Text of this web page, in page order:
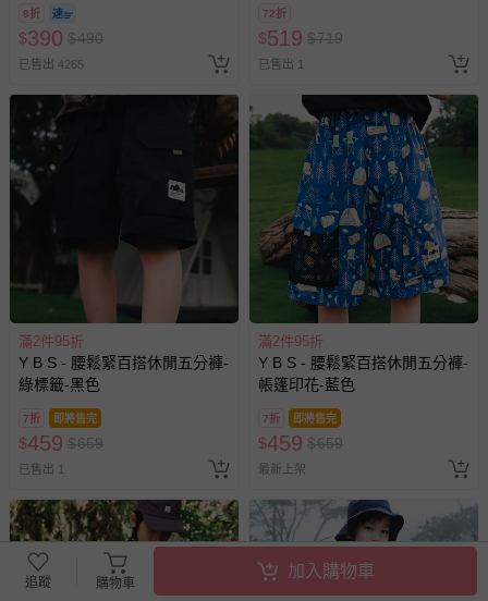
示字句等說明貼紙、封條者。
國際航空、客運、訂房等服務。
相關的退換貨辦理流程，可詳見： 退換貨 & 退款問題
其他常見問題：
運送服務：目前提供的運送僅限台灣本島。如您位於離島地
區，可能會無法配送，或須依據商品需加收離島運費。廠商
亦保留出貨與否的權利。離島、偏遠地區、樓層親送等加價
費用，可能會另需加收。
商品實際的配達日期，可於訂單個人資料內的查詢訂單內，
已出貨通知之訊息為主。
如您收到商品，請依正常流程檢查是否完好，若商品遇瑕疵
情形，您可申請更換新品或退貨，請見：退貨的辦理流程
若您對於會員帳號、商品訂購與資訊、購物流程、付款方
式、折價券與購物金的使用、退貨及商品運送方式等有疑
問，你可詳見：
媽咪愛客服中心。
預購商品：預購為海外同步代購，遇缺貨即會通知媽咪並協
助取消退款事宜。
商品如因「價格、組合」等錯誤原因，導致無法安排出貨，
會主動以簡訊及mail通知訂單取消事宜，並將提供適當補
人小孩均一價(3歲以上需購票))
8折
$390 $490
已售出 4265
72折
$519 $719
已售出 1
滿2件95折
Y B S - 腰鬆緊百搭休閒五分褲-
綠標籤-黑色
7折 即將售完
$459 $659
已售出 1
滿2件95折
Y B S - 腰鬆緊百搭休閒五分褲-
帳篷印花-藍色
7折 即將售完
$459 $659
最新上架
追蹤 購物車
加入購物車